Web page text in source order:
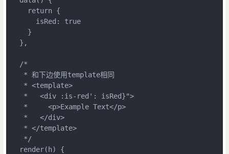
    return {
      isRed: true
    }
  },
  /*
   * 和下边使用template相同
   * <template>
   *   <div :is-red': isRed}">
   *     <p>Example Text</p>
   *   </div>
   * </template>
   */
  render(h) {